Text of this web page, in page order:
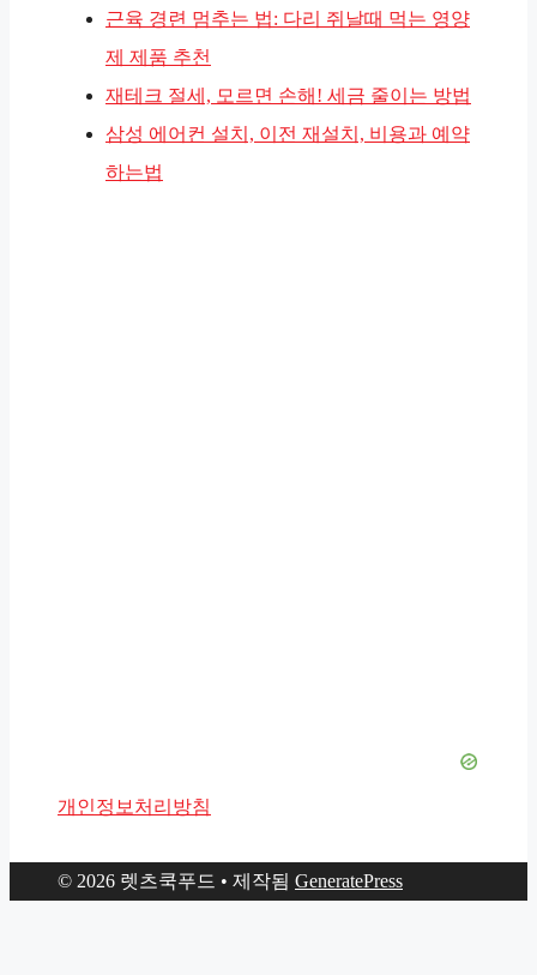
근육 경련 멈추는 법: 다리 쥐날때 먹는 영양
제 제품 추천
재테크 절세, 모르면 손해! 세금 줄이는 방법
삼성 에어컨 설치, 이전 재설치, 비용과 예약
하는법
개인정보처리방침
© 2026 렛츠쿡푸드 • 제작됨 GeneratePress